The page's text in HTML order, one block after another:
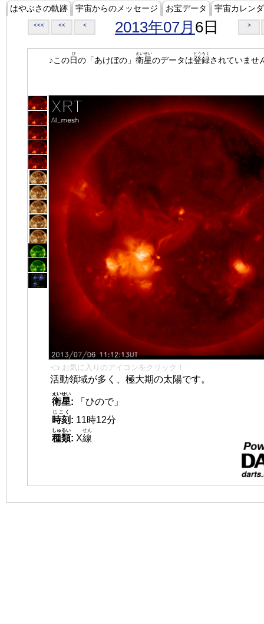
はやぶさの軌跡 宇宙からのメッセージ お宝データ 宇宙カレン
<<< << < 2013年07月 6日 >
♪この日
ひ
の「あけぼの」 衛星
えいせい
のデータは登録
とうろく
されていませ
👈 お気に入りのアイコンをクリック！
活動領域が多く、極大期の太陽です。
衛星
えいせい
:
「ひので」
時刻
じこく
: 11時12分
種類
しゅるい
: X線
せん